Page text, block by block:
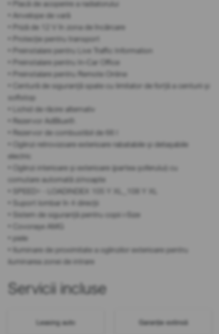
• Placă de acoperire a radiatorului
• Anvelope de vară
• Priză de 12 V în zona de încărcare
• Protecție pentru transport
• Preinstalare pentru Live Traffic Information
• Preinstalare pentru In-Car Office
• Preinstalare pentru Remote Online
• Centură de siguranță spate cu limitator de forță a centurii și
softstop
• Lichid de răcire alternativ
• Rezervor AdBlue®.
• Rezervor de combustibil de 66 l
• Oglinzi retrovizoare exterioare rabatabile și detașabile
electric
• Oglinzi interioare și exterioare (partea șoferului) cu
comutare automată zi/noapte
• SPEED+ - LOADINDEX 105 Y XL_108 Y XL
• Suport lombar în 4 direcții
• Sistem de siguranță pentru copii i-Size
• Covorașe AMG
• piele
• Iluminare de proximitate a oglinzilor exterioare pentru
iluminarea zonei de intrare
Servicii incluse
Leasing auto Garanție extinsă